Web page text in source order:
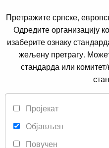
Претражите српске,
Одредите организацију
изаберите ознаку
жељену претрагу.
стандарда или комитет/
Пројекат
Објављен
Повучен